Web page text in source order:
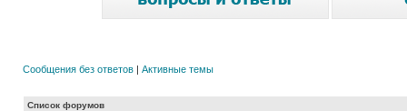
Сообщения без ответов | Активные темы
Список форумов